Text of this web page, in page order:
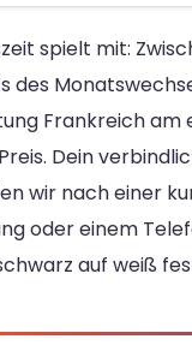
spielt mit:
des
Frankreich am
Dein
wir nach einer
oder einem
auf weiß